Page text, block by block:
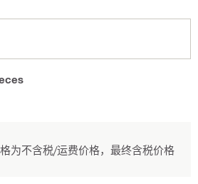
为不含税/运费价格，最终含税价格